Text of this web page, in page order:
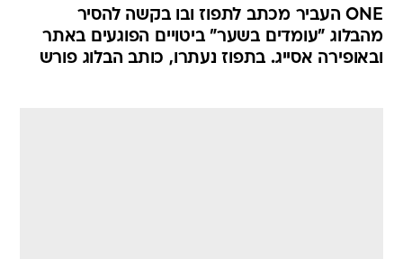
ONE העביר מכתב לתפוז ובו בקשה להסיר
מהבלוג "עומדים בשער" ביטויים הפוגעים באתר
ובאופירה אסייג. בתפוז נעתרו, כותב הבלוג פורש